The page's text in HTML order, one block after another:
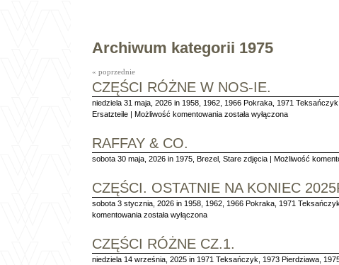
Archiwum kategorii 1975
« poprzednie
CZĘŚCI RÓŻNE W NOS-IE.
niedziela 31 maja, 2026 in 1958, 1962, 1966 Pokraka, 1971 Teksańczyk
Ersatzteile
Możliwość komentowania Części
ie.
została wyłączona
RAFFAY & CO.
sobota 30 maja, 2026 in 1975, Brezel , Stare zdjęcia Możliwość
CZĘŚCI. OSTATNIE NA KONIEC
sobota 3 stycznia, 2026 in 1958, 1962, 1966 Pokraka, 1971
komentowania Części.
na
koniec
2025r.
została wyłączona
CZĘŚCI RÓŻNE CZ.1.
niedziela 14 września, 2025 in 1971 Teksańczyk, 1973 Pierdziawa,